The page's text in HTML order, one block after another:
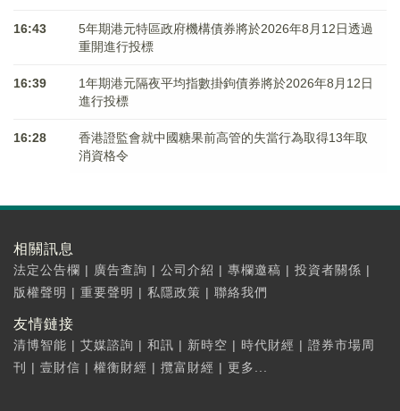
16:43
5年期港元特區政府機構債券將於2026年8月12日透過
重開進行投標
16:39
1年期港元隔夜平均指數掛鉤債券將於2026年8月12日
進行投標
16:28
香港證監會就中國糖果前高管的失當行為取得13年取
消資格令
相關訊息
法定公告欄 | 廣告查詢 | 公司介紹 | 專欄邀稿 | 投資者關係 |
版權聲明 | 重要聲明 | 私隱政策 | 聯絡我們
友情鏈接
清博智能 | 艾媒諮詢 | 和訊 | 新時空 | 時代財經 | 證券市場周
刊
| 壹財信 | 權衡財經 | 攬富財經 | 更多...